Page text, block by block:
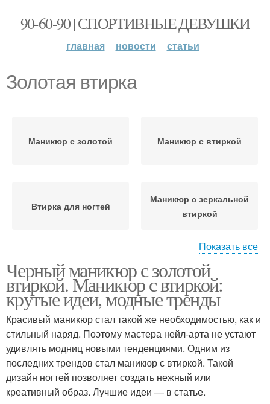
90-60-90 | СПОРТИВНЫЕ ДЕВУШКИ
главная новости статьи
Золотая втирка
Маникюр с золотой Маникюр с втиркой
Втирка для ногтей
Маникюр с зеркальной
втиркой
Втирка на ногтях Маникюр со втиркой
Показать все
Черный маникюр с золотой
втиркой. Маникюр с втиркой:
крутые идеи, модные тренды
Красивый маникюр стал такой же необходимостью, как и
стильный наряд. Поэтому мастера нейл-арта не устают
удивлять модниц новыми тенденциями. Одним из
последних трендов стал маникюр с втиркой. Такой
дизайн ногтей позволяет создать нежный или
креативный образ. Лучшие идеи — в статье.